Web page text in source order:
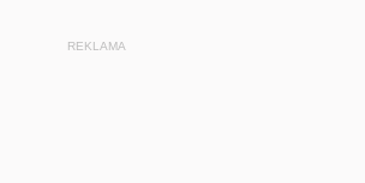
REKLAMA